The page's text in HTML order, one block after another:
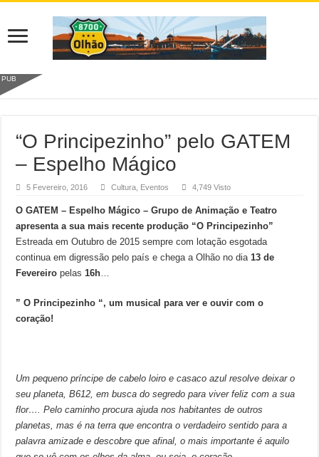
PUB
“O Principezinho” pelo GATEM
– Espelho Mágico
5 Fevereiro, 2016 Cultura Eventos 4,749 Visto
O GATEM – Espelho Mágico – Grupo de Animação e Teatro
apresenta a sua mais recente produção “O Principezinho”
Estreada em Outubro de 2015 sempre com lotação esgotada
continua em digressão pelo país e chega a Olhão no dia13 de
Fevereiro pelas16h…
” O Principezinho “, um musical para ver e ouvir com o
coração!
Um pequeno príncipe de cabelo loiro e casaco azul resolve deixar o
seu planeta, B612, em busca do segredo para viver feliz com a sua
flor…. Pelo caminho procura ajuda nos habitantes de outros
planetas, mas é na terra que encontra o verdadeiro sentido para a
palavra amizade e descobre que afinal, o mais importante é aquilo